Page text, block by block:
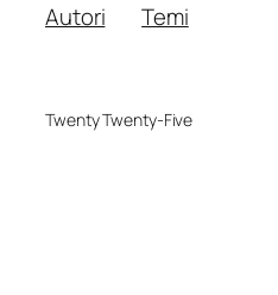
Autori
Temi
Twenty Twenty-Five